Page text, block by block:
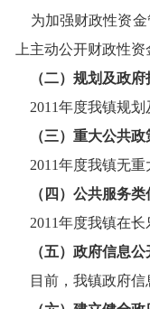
为加强财政性资金
上主动公开财政性资
（二）规划及政
2011年度我镇规划
（三）重大公共
2011年度我镇无重
（四）公共服务
2011年度我镇在长
（五）政府信息
目前，我镇政府信